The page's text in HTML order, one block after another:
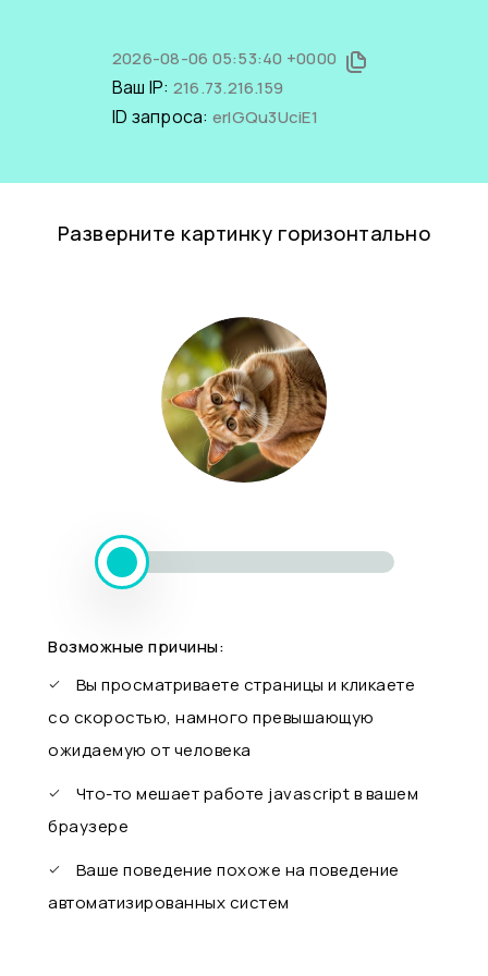
2026-08-06 05:53:40 +0000
Ваш IP: 216.73.216.159
ID запроса: erIGQu3UciE1
Разверните картинку горизонтально
Возможные причины:
Вы просматриваете страницы и кликаете
со скоростью, намного превышающую
ожидаемую от человека
Что-то мешает работе javascript в вашем
браузере
Ваше поведение похоже на поведение
автоматизированных систем